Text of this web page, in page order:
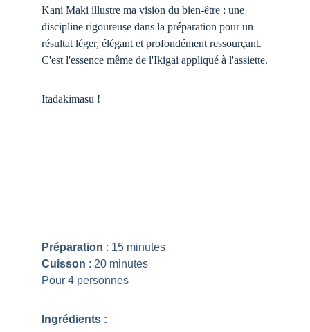
Kani Maki illustre ma vision du bien-être : une
discipline rigoureuse dans la préparation pour un
résultat léger, élégant et profondément ressourçant.
C'est l'essence même de l'Ikigai appliqué à l'assiette.
Itadakimasu !
Préparation : 15 minutes
Cuisson : 20 minutes
Pour 4 personnes
Ingrédients :